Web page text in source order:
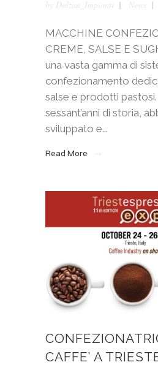
by Dolzan_Impianti News
MACCHINE
CREME, SALSE E
una vasta gamma di
confezionamento
salse e prodotti pastosi.
sessant’anni di storia,
sviluppato e...
Read More
CAFFE’ A